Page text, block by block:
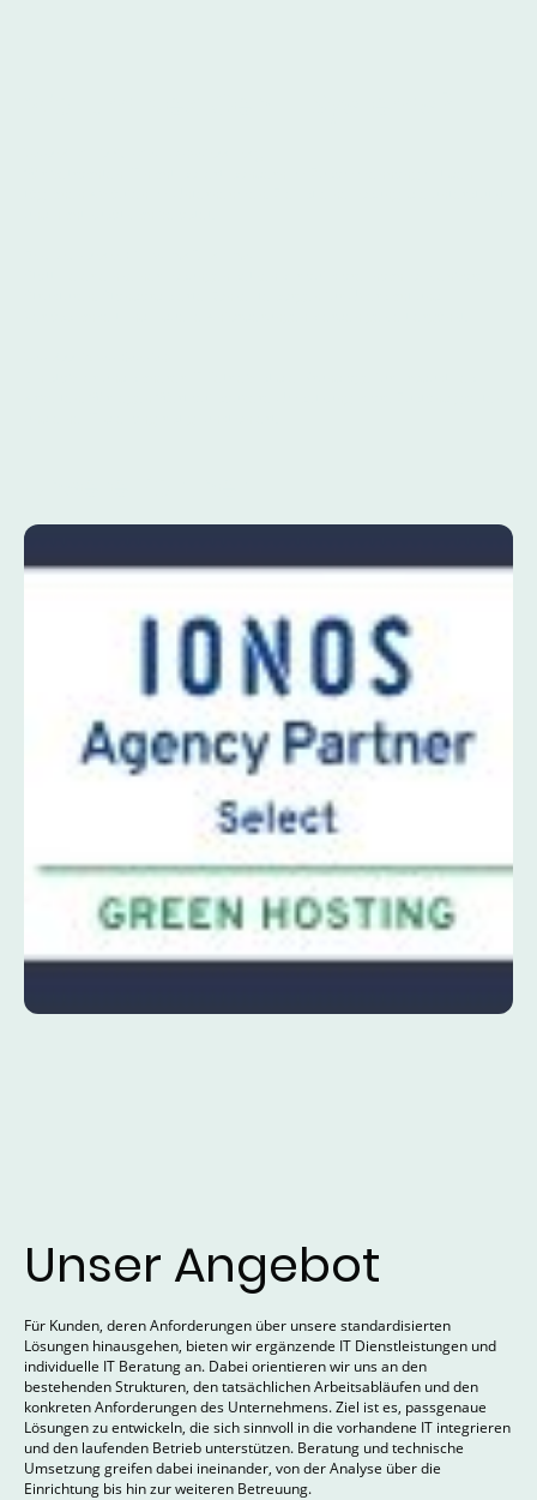
Unser Angebot
Für Kunden, deren Anforderungen über unsere standardisierten
Lösungen hinausgehen, bieten wir ergänzende IT Dienstleistungen und
individuelle IT Beratung an. Dabei orientieren wir uns an den
bestehenden Strukturen, den tatsächlichen Arbeitsabläufen und den
konkreten Anforderungen des Unternehmens. Ziel ist es, passgenaue
Lösungen zu entwickeln, die sich sinnvoll in die vorhandene IT integrieren
und den laufenden Betrieb unterstützen. Beratung und technische
Umsetzung greifen dabei ineinander, von der Analyse über die
Einrichtung bis hin zur weiteren Betreuung.